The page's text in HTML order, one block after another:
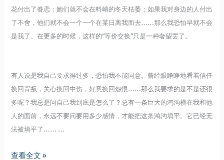
花付出了眷恋；她们就不会在料峭的冬天枯萎；如果我对身边的人付出
了不舍，他们就不会一个一个在某日离我而去……那么我恐怕早就不会
是我了。在更多的时候，这样的“等价交换”只是一种奢望罢了。
有人说是我自己要求得过多，恐怕我不能同意。曾经眼睁睁地看着信任
换回背叛，关心换回中伤，好意换回怨恨……那么我要求的是不是还很
多呢？我总是问自己我到底是怎么了？总有一条巨大的鸿沟横在我和他
人的面前，永远不要问要用多少感情，才能把这条鸿沟填平。它已经无
法被填平了…… …
回
查看全文 »